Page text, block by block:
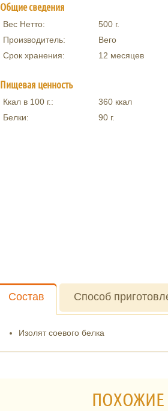
Общие сведения
Вес Нетто: 500 г.
Производитель:
Вего
Срок хранения:
12 месяцев
Пищевая ценность
Ккал в 100 г.: 360 ккал
Белки:
90 г.
Состав Способ
Изолят соевого белка